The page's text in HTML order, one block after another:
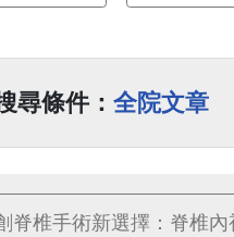
尋條件： 全院文章